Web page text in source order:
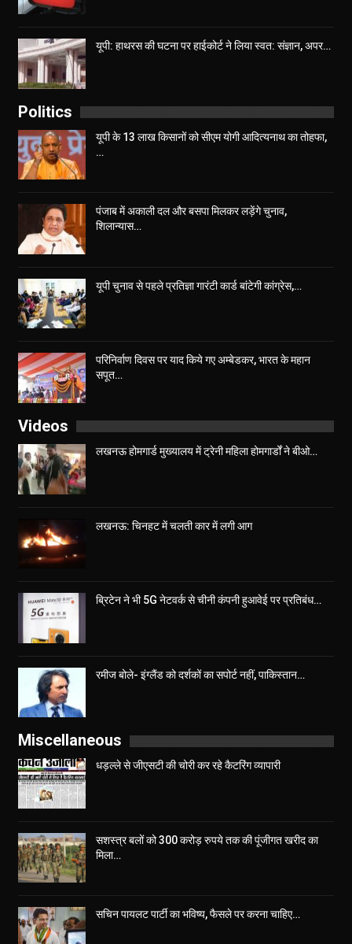
यूपी: हाथरस की घटना पर हाईकोर्ट ने लिया स्वत: संज्ञान, अपर…
Politics
यूपी के 13 लाख किसानों को सीएम योगी आद‍ित्‍यनाथ का तोहफा,
…
पंजाब में अकाली दल और बसपा मिलकर लड़ेंगे चुनाव,
शिलान्यास…
यूपी चुनाव से पहले प्रतिज्ञा गारंटी कार्ड बांटेगी कांग्रेस,…
परिनिर्वाण दिवस पर याद किये गए अम्बेडकर, भारत के महान
सपूत…
Videos
लखनऊ होमगार्ड मुख्यालय में ट्रेनी महिला होमगार्डों ने बीओ…
लखनऊ: चिनहट में चलती कार में लगी आग
ब्रिटेन ने भी 5G नेटवर्क से चीनी कंपनी हुआवेई पर प्रतिबंध…
रमीज बोले- इंग्लैंड को दर्शकों का सपोर्ट नहीं, पाकिस्तान…
Miscellaneous
धड़ल्ले से जीएसटी की चोरी कर रहे कैटरिंग व्यापारी
सशस्त्र बलों को 300 करोड़ रुपये तक की पूंजीगत खरीद का
मिला…
सचिन पायलट पार्टी का भविष्य, फैसले पर करना चाहिए…